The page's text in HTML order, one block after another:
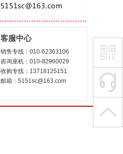
客服中心
销售专线：010-62363106
咨询座机：010-82960029
收购专线：13718125151
邮箱：5151sc@163.com